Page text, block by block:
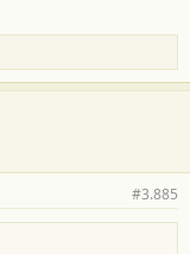
#3.885